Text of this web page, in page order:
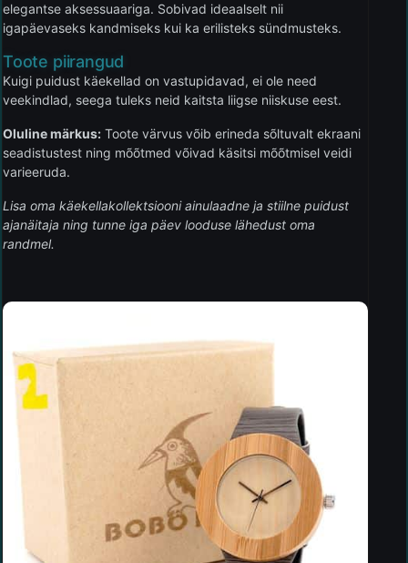
elegantse aksessuaariga. Sobivad ideaalselt nii
igapäevaseks kandmiseks kui ka erilisteks sündmusteks.
Toote piirangud
Kuigi puidust käekellad on vastupidavad, ei ole need
veekindlad, seega tuleks neid kaitsta liigse niiskuse eest.
Oluline märkus: Toote värvus võib erineda sõltuvalt ekraani
seadistustest ning mõõtmed võivad käsitsi mõõtmisel veidi
varieeruda.
Lisa oma käekellakollektsiooni ainulaadne ja stiilne puidust
ajanäitaja ning tunne iga päev looduse lähedust oma
randmel.